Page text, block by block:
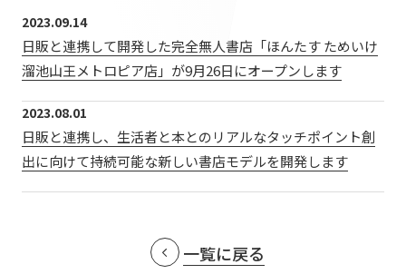
ビジネス空間
イベント空間
文化空間
役員・組織紹介
拠点・グループ会社
沿革
株主・投資家の皆さまへ
業績ハイライト
中期経営計画
IRライブラリ
株式情報
コーポレートガバナンス
サステナビリティ
サステナビリティTOP
トップコミットメント
サステナビリティ経営
マテリアリティ
ESGの取り組み：S（社会）
ニュース
ニュースTOP
丹青ノオト
2023.09.14
日販と連携して開発した完全無人書店「ほんたす ためいけ
溜池山王メトロピア店」が9月26日にオープンします
2023.08.01
日販と連携し、生活者と本とのリアルなタッチポイント創
出に向けて持続可能な新しい書店モデルを開発します
一覧に戻る